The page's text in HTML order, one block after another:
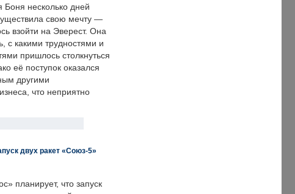
Боня несколько дней
свою мечту —
взойти на Эверест. Она
с какими трудностями и
пришлось столкнуться
её поступок оказался
другими
что неприятно
двух ракет «Союз-5»
планирует, что запуск